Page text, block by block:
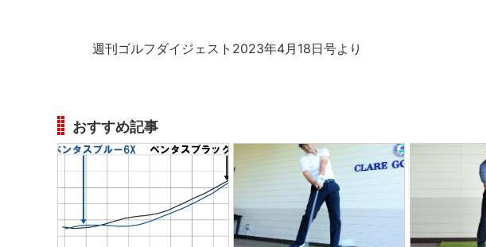
週刊ゴルフダイジェスト2023年4月18日号より
おすすめ記事